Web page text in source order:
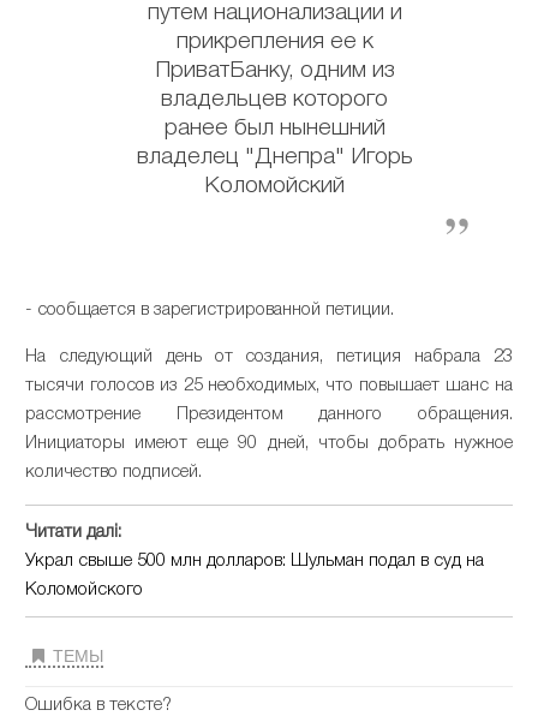
путем национализации и
прикрепления ее к
ПриватБанку, одним из
владельцев которого
ранее был нынешний
владелец "Днепра" Игорь
Коломойский
- сообщается в зарегистрированной петиции.
На следующий день от создания, петиция набрала 23
тысячи голосов из 25 необходимых, что повышает шанс на
рассмотрение Президентом данного обращения.
Инициаторы имеют еще 90 дней, чтобы добрать нужное
количество подписей.
Читати далі:
Украл свыше 500 млн долларов: Шульман подал в суд на
Коломойского
ТЕМЫ
Ошибка в тексте?